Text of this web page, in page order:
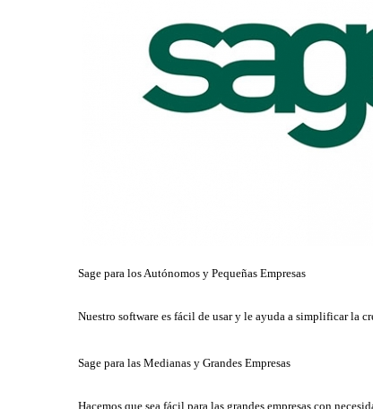
Sage para los Autónomos y Pequeñas Empresas
Nuestro software es fácil de usar y le ayuda a simplificar la
Sage para las Medianas y Grandes Empresas
Hacemos que sea fácil para las grandes empresas con